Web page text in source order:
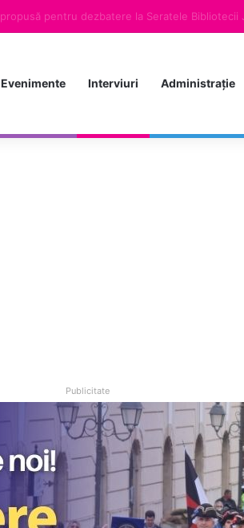
Evenimente Interviuri Administrație
Publicitate